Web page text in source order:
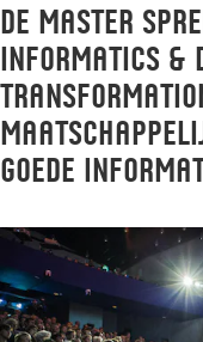
De Master
Informatics &
goede